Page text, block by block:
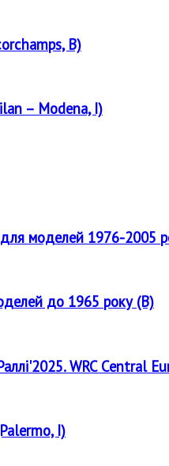
B)
– Modena, I)
моделей 1976-2005
до 1965 року (B)
WRC Central
I)